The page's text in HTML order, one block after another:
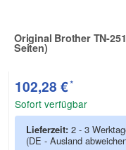
Original Brother TN-
Seiten)
Zur Artikelbewertung
102,28 €*
Sofort verfügbar
Lieferzeit: 2 - 3
(DE - Ausland